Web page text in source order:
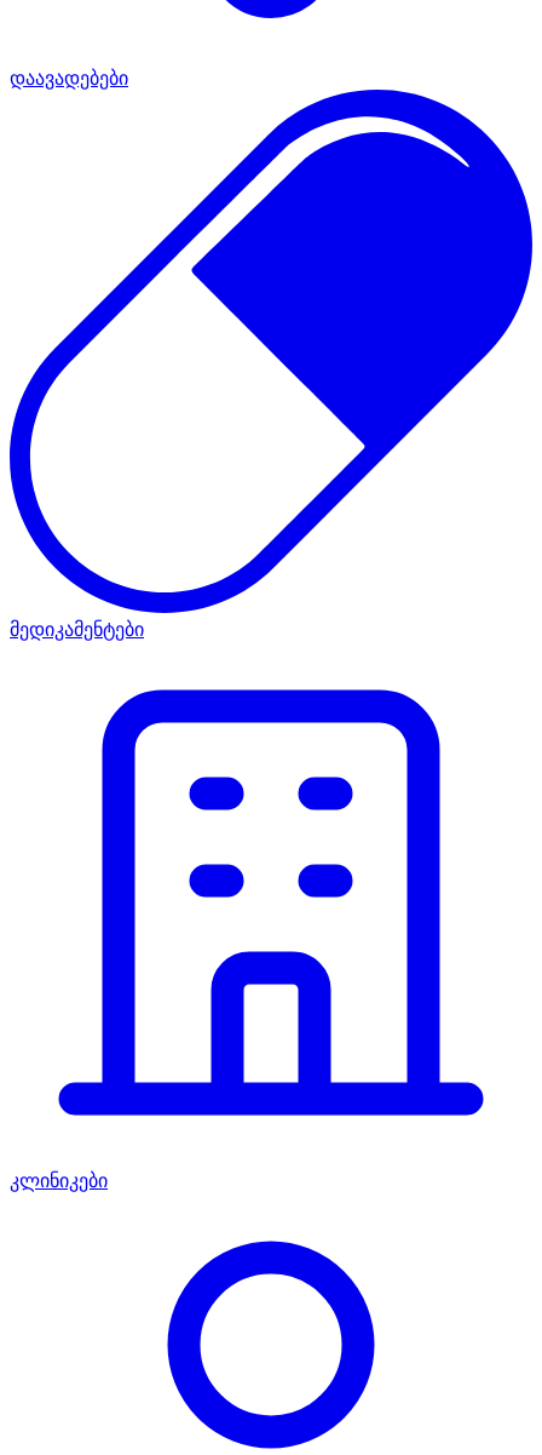
დაავადებები
მედიკამენტები
კლინიკები